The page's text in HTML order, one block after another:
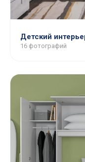
Детский
16 фотографий